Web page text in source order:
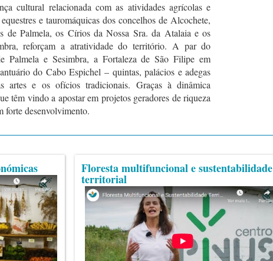
cultural relacionada com as atividades agrícolas e
e tauromáquicas dos concelhos de Alcochete,
de Palmela, os Círios da Nossa Sra. da Atalaia e os
reforçam a atratividade do território. A par do
Palmela e Sesimbra, a Fortaleza de São Filipe em
do Cabo Espichel – quintas, palácios e adegas
artes e os ofícios tradicionais. Graças à dinâmica
têm vindo a apostar em projetos geradores de riqueza
forte desenvolvimento.
Floresta multifuncional e sustentabilidade
territorial